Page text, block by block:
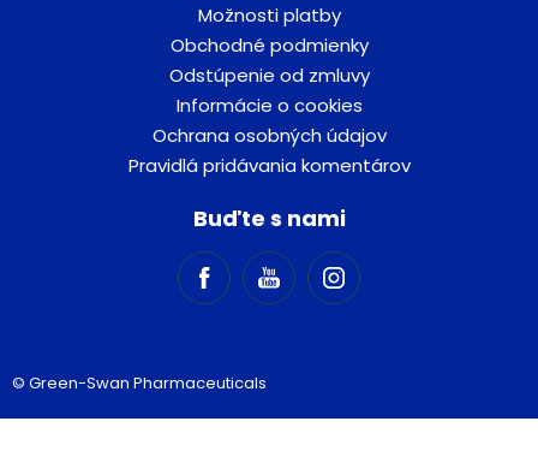
Možnosti platby
Obchodné podmienky
Odstúpenie od zmluvy
Informácie o cookies
Ochrana osobných údajov
Pravidlá pridávania komentárov
Buďte s nami
© Green-Swan Pharmaceuticals